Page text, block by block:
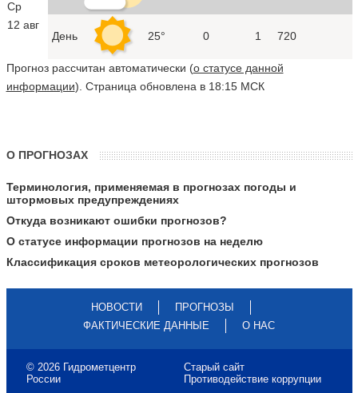
Ср
12 авг
День 25° 0 1 720
Прогноз рассчитан автоматически (о статусе данной
информации). Страница обновлена в 18:15 МСК
О ПРОГНОЗАХ
Терминология, применяемая в прогнозах погоды и
штормовых предупреждениях
Откуда возникают ошибки прогнозов?
О статусе информации прогнозов на неделю
Классификация сроков метеорологических прогнозов
НОВОСТИ
ПРОГНОЗЫ
ФАКТИЧЕСКИЕ ДАННЫЕ
О НАС
© 2026 Гидрометцентр
России
Старый сайт
Противодействие коррупции